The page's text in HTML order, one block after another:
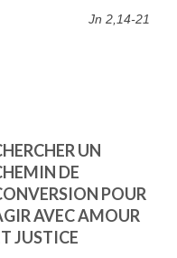
Jn 2,14-21
UN
DE
POUR
AVEC AMOUR
JUSTICE